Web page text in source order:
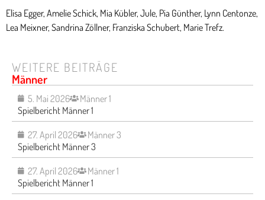
Elisa Egger, Amelie Schick, Mia Kübler, Jule, Pia Günther, Lynn Centonze,
Lea Meixner, Sandrina Zöllner, Franziska Schubert, Marie Trefz.
WEITERE BEITRÄGE
Männer
5. Mai 2026
Männer 1
Spielbericht Männer 1
27. April 2026
Männer 3
Spielbericht Männer 3
27. April 2026
Männer 1
Spielbericht Männer 1